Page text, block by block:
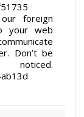
foreign
your web
Don’t be